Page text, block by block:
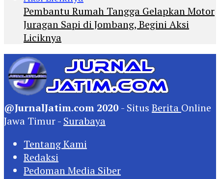
Pembantu Rumah Tangga Gelapkan Motor
Juragan Sapi di Jombang, Begini Aksi
Liciknya
@JurnalJatim.com 2020 - Situs Berita Online
Jawa Timur - Surabaya
Tentang Kami
Redaksi
Pedoman Media Siber